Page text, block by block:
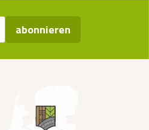
abonnieren